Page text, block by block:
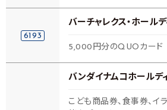
6193
バーチャレクス・ホール
5,000円分のQUOカード
バンダイナムコホールデ
こども商品券、食事券、イ